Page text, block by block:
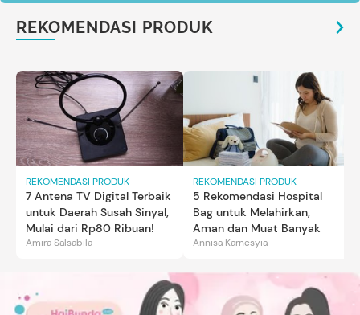
REKOMENDASI PRODUK
REKOMENDASI PRODUK
7 Antena TV Digital Terbaik
untuk Daerah Susah Sinyal,
Mulai dari Rp80 Ribuan!
Amira Salsabila
REKOMENDASI PRODUK
5 Rekomendasi Hospital
Bag untuk Melahirkan,
Aman dan Muat Banyak
Annisa Karnesyia